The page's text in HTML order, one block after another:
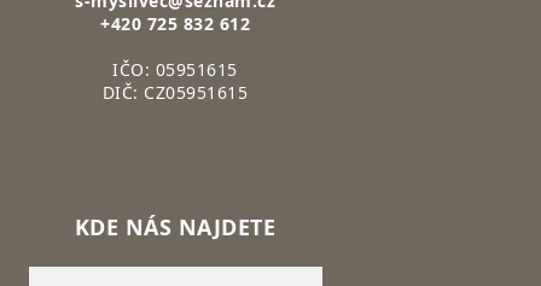
+420 725 832 612
IČO: 05951615
DIČ: CZ05951615
KDE NÁS NAJDETE